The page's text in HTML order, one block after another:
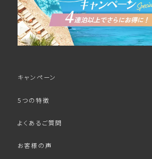
キャンペーン
5つの特徴
よくあるご質問
お客様の声